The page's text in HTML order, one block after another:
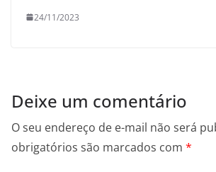
24/11/2023
Deixe um comentário
O seu endereço de e-mail não será
obrigatórios são marcados com *